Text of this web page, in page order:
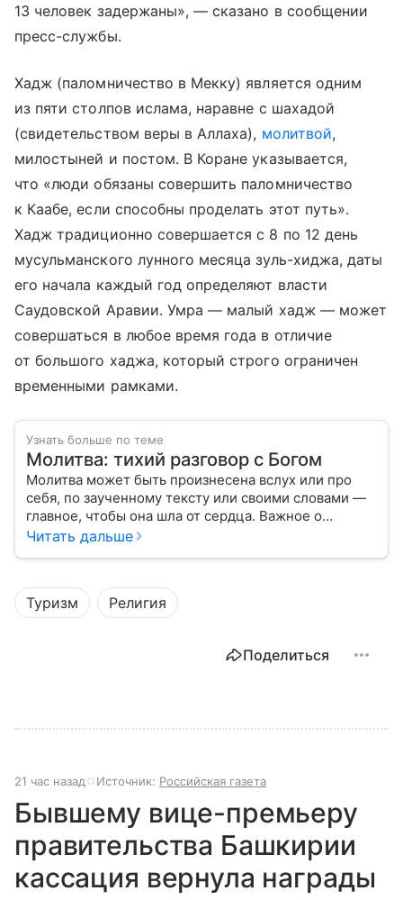
13 человек задержаны», — сказано в сообщении
пресс-службы.
Хадж (паломничество в Мекку) является одним
из пяти столпов ислама, наравне с шахадой
(свидетельством веры в Аллаха), молитвой,
милостыней и постом. В Коране указывается,
что «люди обязаны совершить паломничество
к Каабе, если способны проделать этот путь».
Хадж традиционно совершается с 8 по 12 день
мусульманского лунного месяца зуль-хиджа, даты
его начала каждый год определяют власти
Саудовской Аравии. Умра — малый хадж — может
совершаться в любое время года в отличие
от большого хаджа, который строго ограничен
временными рамками.
Узнать больше по теме
Молитва: тихий разговор с Богом
Молитва может быть произнесена вслух или про
себя, по заученному тексту или своими словами —
главное, чтобы она шла от сердца. Важное о
значении молитв — в нашем материале.
Читать дальше
Туризм Религия
Поделиться
21 час назад Источник: Российская газета
Бывшему вице-премьеру
правительства Башкирии
кассация вернула награды